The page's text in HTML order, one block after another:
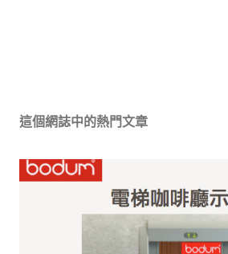
這個網誌中的熱門文章